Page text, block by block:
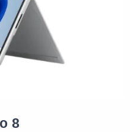
8